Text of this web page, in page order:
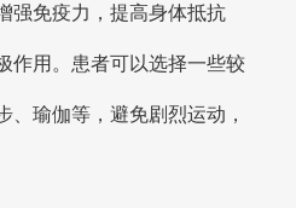
强免疫力，提高身体抵抗
作用。患者可以选择一些较
、瑜伽等，避免剧烈运动，